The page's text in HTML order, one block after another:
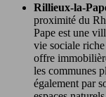
Rillieux-la-
proximité du
Pape est une
vie sociale
offre
les communes
également par